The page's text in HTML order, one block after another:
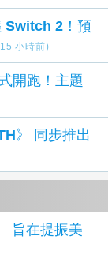
Switch 2！預
小時前)
開跑！主題
推出
旨在提振美